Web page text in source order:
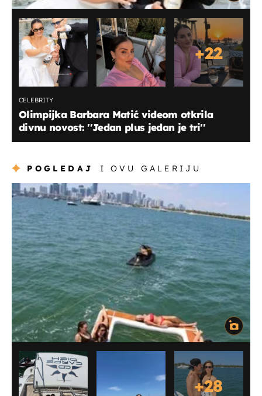
+22
CELEBRITY
Olimpijka Barbara Matić videom otkrila
divnu novost: ''Jedan plus jedan je tri''
POGLEDAJ I OVU GALERIJU
+28